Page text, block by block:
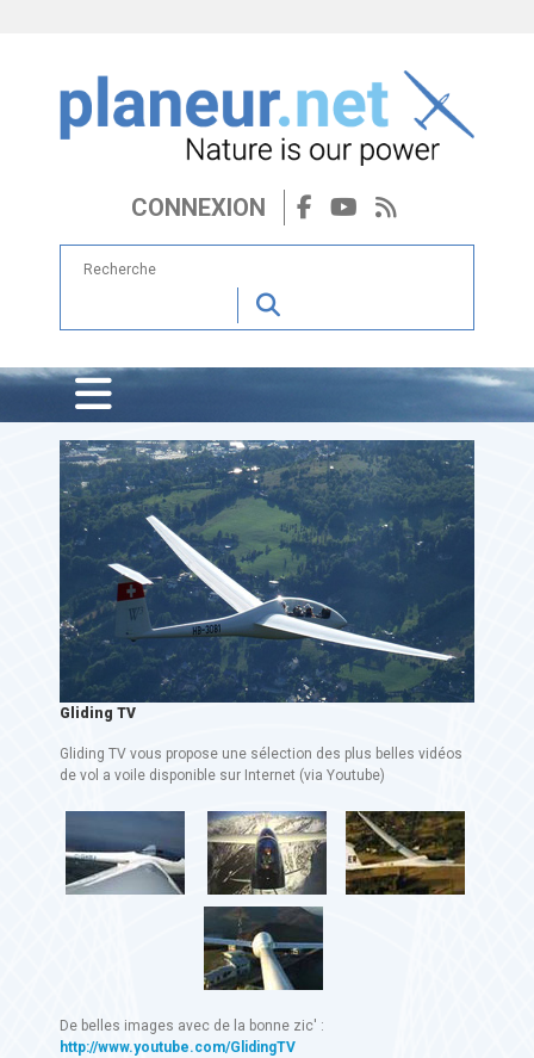
CONNEXION
Gliding TV
Gliding TV vous propose une sélection des plus belles vidéos
de vol a voile disponible sur Internet (via Youtube)
De belles images avec de la bonne zic' :
http://www.youtube.com/GlidingTV